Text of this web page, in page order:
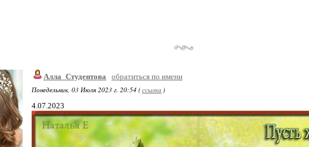
Алла_Студентова
обратиться по имени
Понедельник, 03 Июля 2023 г. 20:54 (ссылка )
4.07.2023